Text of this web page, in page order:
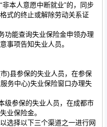
本人意愿中断就业”的，同步
式的终止或解除劳动关系证
能查询失业保险金申领办理
事项告知失业人员。
县参保的失业人员，在参保
务中心)失业保险窗口办理失
参保的失业人员，在成都市
业保险金。
择以下三个渠道之一进行网